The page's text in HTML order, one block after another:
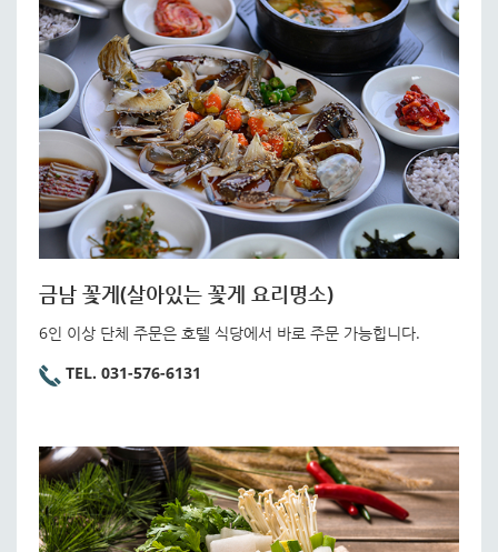
금남 꽃게(살아있는 꽃게 요리명소)
6인 이상 단체 주문은 호텔 식당에서 바로 주문 가능힙니다.
TEL. 031-576-6131